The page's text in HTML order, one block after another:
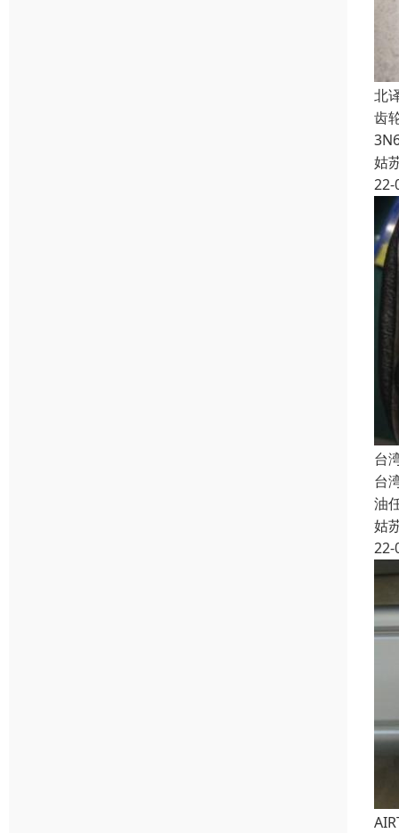
北
齿
姑
22-
台
台
油
姑
22-